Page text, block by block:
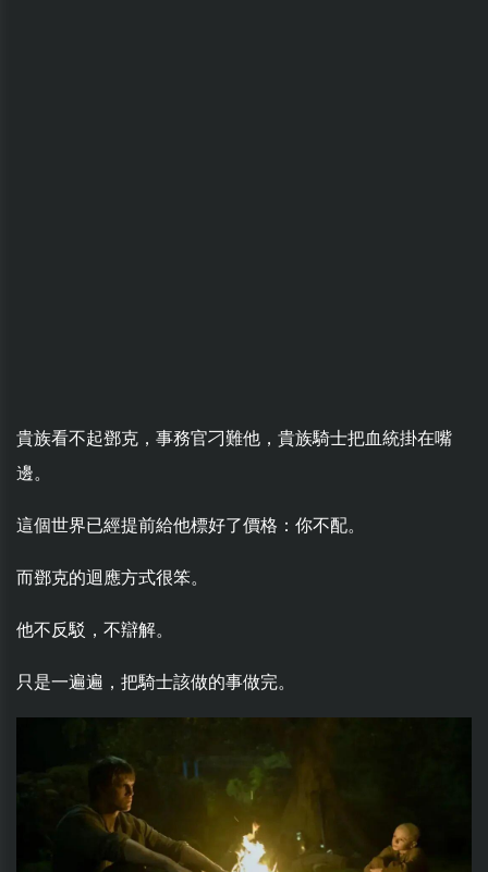
貴族看不起鄧克，事務官刁難他，貴族騎士把血統掛在嘴
邊。
這個世界已經提前給他標好了價格：你不配。
而鄧克的迴應方式很笨。
他不反駁，不辯解。
只是一遍遍，把騎士該做的事做完。